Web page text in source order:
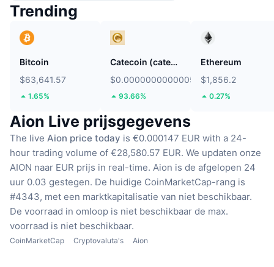
Trending
Bitcoin
$63,641.57
1.65%
Catecoin (catecoin.shop)
$0.0000000000005765
93.66%
Ethereum
$1,856.2
0.27%
Aion Live prijsgegevens
The live Aion price today is €0.000147 EUR with a 24-
hour trading volume of €28,580.57 EUR. We updaten onze
AION naar EUR prijs in real-time. Aion is de afgelopen 24
uur 0.03 gestegen. De huidige CoinMarketCap-rang is
#4343, met een marktkapitalisatie van niet beschikbaar.
De voorraad in omloop is niet beschikbaar de max.
voorraad is niet beschikbaar.
CoinMarketCap Cryptovaluta's Aion